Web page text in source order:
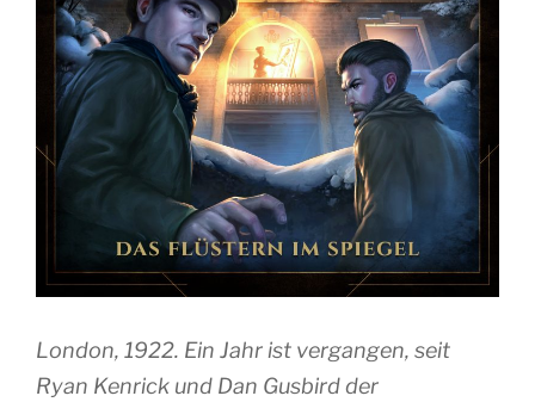
London, 1922. Ein Jahr ist vergangen, seit
Ryan Kenrick und Dan Gusbird der